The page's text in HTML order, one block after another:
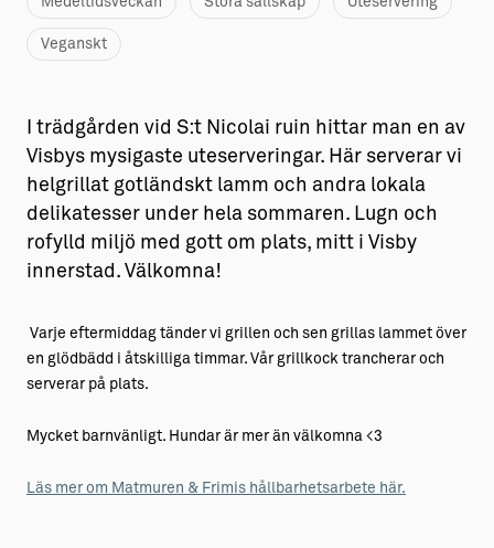
Veganskt
I trädgården vid S:t Nicolai ruin hittar man en av
Visbys mysigaste uteserveringar. Här serverar vi
helgrillat gotländskt lamm och andra lokala
delikatesser under hela sommaren. Lugn och
rofylld miljö med gott om plats, mitt i Visby
innerstad. Välkomna!
Varje eftermiddag tänder vi grillen och sen grillas lammet över
en glödbädd i åtskilliga timmar. Vår grillkock trancherar och
serverar på plats.
Mycket barnvänligt. Hundar är mer än välkomna <3
Läs mer om Matmuren & Frimis hållbarhetsarbete här.